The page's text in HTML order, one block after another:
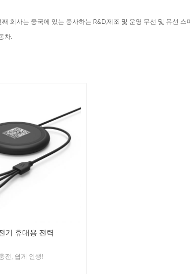
회사는 중국에 있는 종사하는 R&D,제조 및 운영 무선 및 유선
차.
기 휴대용 전력
전, 쉽게 인생!